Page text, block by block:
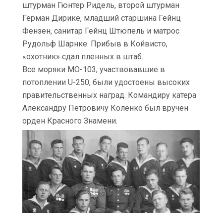
штурман Гюнтер Ридель, второй штурман
Герман Дирике, младший старшина Гейнц
Фензен, санитар Гейнц Штюпель и матрос
Рудольф Шарнке. Прибыв в Койвисто,
«охотник» сдал пленных в штаб.
Все моряки МО-103, участвовавшие в
потоплении U-250, были удостоены высоких
правительственных наград. Командиру катера
Александру Петровичу Коленко был вручен
орден Красного Знамени.